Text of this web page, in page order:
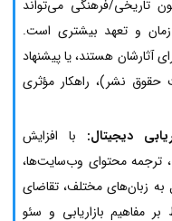
تاریخی/فرهنگی می‌تواند
زمان و تعهد بیشتری است.
آثارشان هستند، یا پیشنهاد
حقوق نشر)، راهکار مؤثری
دیجیتال: با افزایش
ترجمه محتوای وب‌سایت‌ها،
به زبان‌های مختلف، تقاضای
بر مفاهیم بازاریابی و سئو